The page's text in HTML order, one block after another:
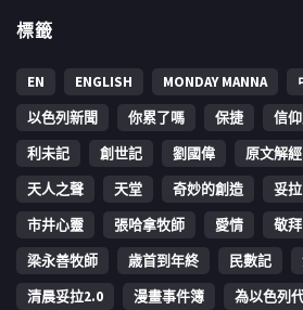
標籤
EN ENGLISH MONDAY MANNA
以色列新聞
你累了嗎 保捷 信
利未記
創世記 劉國偉 原文解經
天人之聲
天堂 奇妙的創造 妥拉
市井心靈
張哈拿牧師 愛情 敬拜
梁永善牧師
歳首到年終 民數記
清晨妥拉2.0
漫畫事件簿 為以色列